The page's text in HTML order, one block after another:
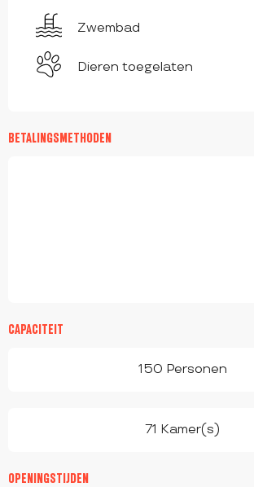
Zwembad
Dieren toegelaten
BETALINGSMETHODEN
CAPACITEIT
150 Personen
71 Kamer(s)
OPENINGSTIJDEN